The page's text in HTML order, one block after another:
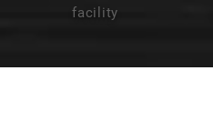
facility